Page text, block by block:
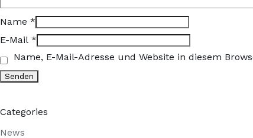
Name *
E-Mail *
Name, E-Mail-Adresse und Website in diesem
Categories
News